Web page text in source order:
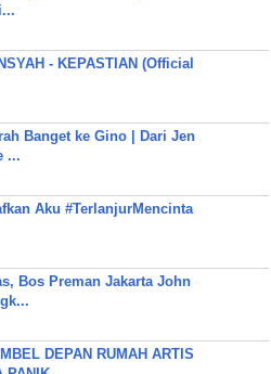
- KEPASTIAN (Official
Banget ke Gino | Dari Jen
...
Aku #TerlanjurMencinta
Bos Preman Jakarta John
DEPAN RUMAH ARTIS